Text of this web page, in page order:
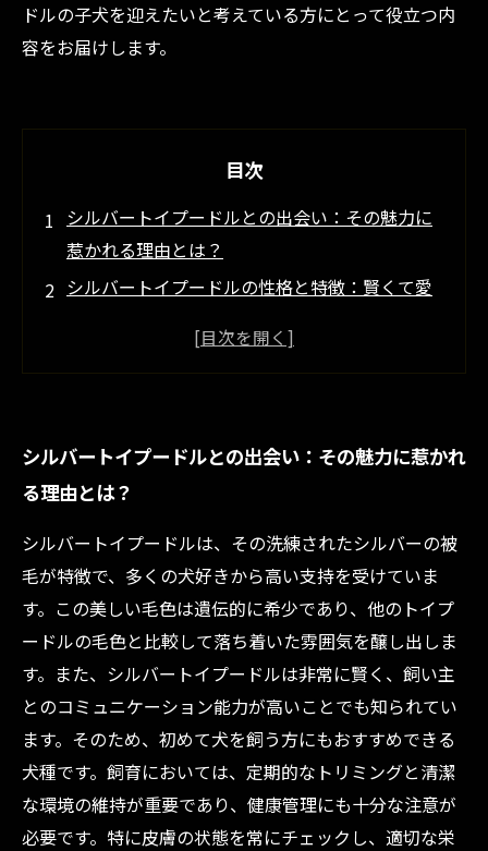
ドルの子犬を迎えたいと考えている方にとって役立つ内
容をお届けします。
目次
シルバートイプードルとの出会い：その魅力に
惹かれる理由とは？
シルバートイプードルの性格と特徴：賢くて愛
初めての飼育ガイド：シルバートイプードルに
長く元気に育てる秘訣
理想の家族になるために：シルバートイプード
シルバートイプードルが人気急上昇中！その背
景にある魅力とは？
初めてでも安心！ブリーダーが教えるシルバー
トイプードル飼育の基本
シルバートイプードルとの出会い：その魅力に惹かれ
る理由とは？
シルバートイプードルは、その洗練されたシルバーの被
毛が特徴で、多くの犬好きから高い支持を受けていま
す。この美しい毛色は遺伝的に希少であり、他のトイプ
ードルの毛色と比較して落ち着いた雰囲気を醸し出しま
す。また、シルバートイプードルは非常に賢く、飼い主
とのコミュニケーション能力が高いことでも知られてい
ます。そのため、初めて犬を飼う方にもおすすめできる
犬種です。飼育においては、定期的なトリミングと清潔
な環境の維持が重要であり、健康管理にも十分な注意が
必要です。特に皮膚の状態を常にチェックし、適切な栄